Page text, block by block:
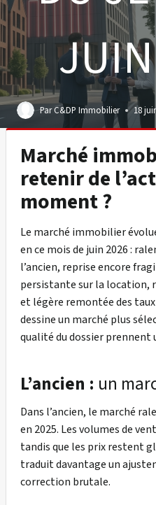
ParC&DP Immobilier 18
Marché
retenir de
moment ?
Le marché immobilier
en ce mois de juin 2026 :
l’ancien, reprise encore
persistante sur la location,
et légère remontée des taux
dessine un marché plus
qualité du dossier prennent
L’ancien : un
Dans l’ancien, le marché
en 2025. Les volumes de
tandis que les prix restent
traduit davantage un
correction brutale.